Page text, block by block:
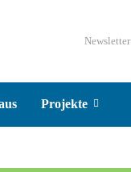
Newsletter
Projekte